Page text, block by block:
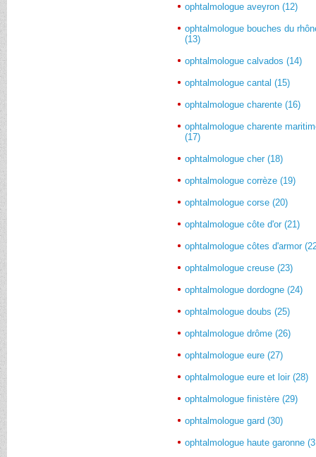
ophtalmologue aveyron (12)
ophtalmologue bouches du
(13)
ophtalmologue calvados (14)
ophtalmologue cantal (15)
ophtalmologue charente (16)
ophtalmologue charente
(17)
ophtalmologue cher (18)
ophtalmologue corrèze (19)
ophtalmologue corse (20)
ophtalmologue côte d'or (21)
ophtalmologue côtes d'armor
ophtalmologue creuse (23)
ophtalmologue dordogne (24)
ophtalmologue doubs (25)
ophtalmologue drôme (26)
ophtalmologue eure (27)
ophtalmologue eure et loir (28)
ophtalmologue finistère (29)
ophtalmologue gard (30)
ophtalmologue haute garonne